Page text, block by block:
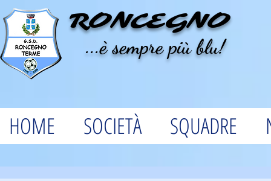
RONCEGNO
...è sempre più blu!
HOME SOCIETÀ SQUADRE